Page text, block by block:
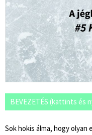
BEVEZETÉS (kattints és
Sok hokis álma, hogy